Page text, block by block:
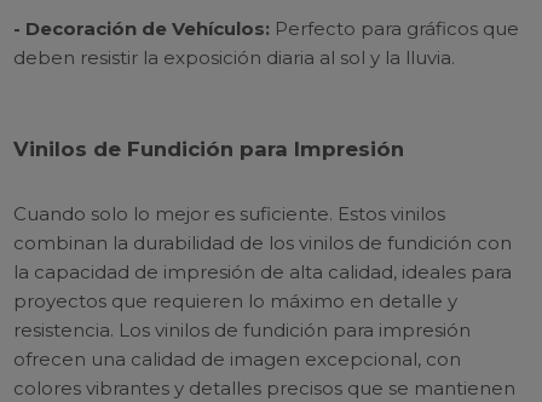
- Decoración de Vehículos: Perfecto para gráficos que
deben resistir la exposición diaria al sol y la lluvia.
Vinilos de Fundición para Impresión
Cuando solo lo mejor es suficiente. Estos vinilos
combinan la durabilidad de los vinilos de fundición con
la capacidad de impresión de alta calidad, ideales para
proyectos que requieren lo máximo en detalle y
resistencia. Los vinilos de fundición para impresión
ofrecen una calidad de imagen excepcional, con
colores vibrantes y detalles precisos que se mantienen